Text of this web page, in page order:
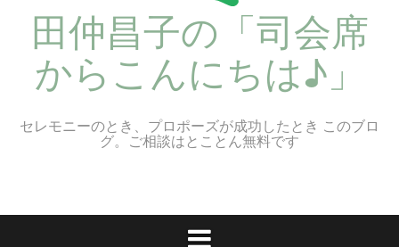
田仲昌子の「司会席
からこんにちは♪」
セレモニーのとき、プロポーズが成功したとき このブロ
グ。ご相談はとことん無料です